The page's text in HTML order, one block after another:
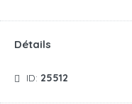
Détails
ID: 25512